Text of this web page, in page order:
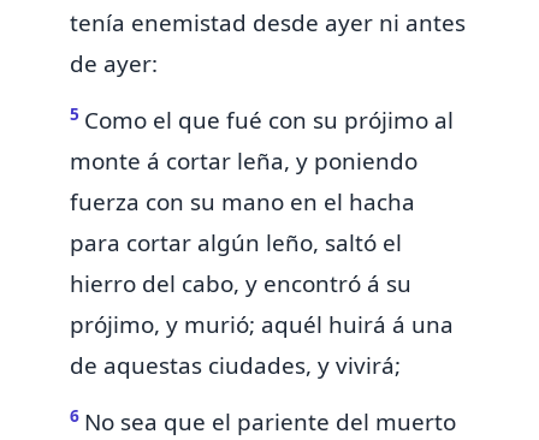
tenía enemistad desde ayer ni antes
de ayer:
5 Como el que fué con su prójimo al
monte á cortar leña, y poniendo
fuerza con su mano en el hacha
para cortar algún leño, saltó el
hierro del cabo, y encontró á su
prójimo, y murió; aquél huirá á una
de aquestas ciudades, y vivirá;
6 No sea que el pariente del muerto